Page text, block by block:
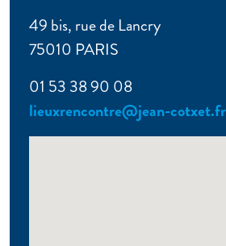
49 bis, rue de Lancry
75010 PARIS
01 53 38 90 08
lieuxrencontre@jean-cotxet.fr